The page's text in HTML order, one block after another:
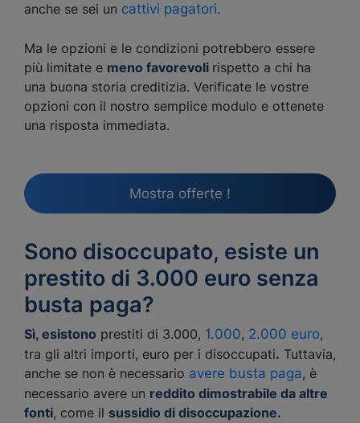
anche se sei un cattivi pagatori.
Ma le opzioni e le condizioni potrebbero essere
più limitate e meno favorevoli rispetto a chi ha
una buona storia creditizia. Verificate le vostre
opzioni con il nostro semplice modulo e ottenete
una risposta immediata.
Mostra offerte !
Sono disoccupato, esiste un
prestito di 3.000 euro senza
busta paga?
Sì, esistono prestiti di 3.000, 1.000, 2.000 euro,
tra gli altri importi, euro per i disoccupati. Tuttavia,
anche se non è necessario avere busta paga, è
necessario avere un reddito dimostrabile da altre
fonti, come il sussidio di disoccupazione.